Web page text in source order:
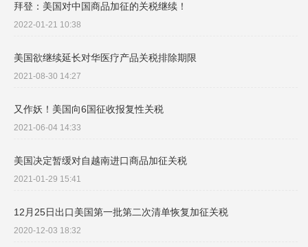
拜登：美国对中国商品加征的关税继续！
2022-01-21 10:38
美国欲继续延长对华医疗产品关税排除期限
2021-08-30 14:27
又作妖！美国向6国征收报复性关税
2021-06-04 14:33
美国决定暂缓对自越南进口商品加征关税
2021-01-29 15:41
12月25日出口美国第一批第二次清单恢复加征关税
2020-12-03 18:32